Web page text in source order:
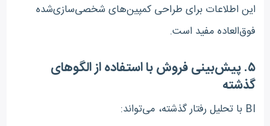
این اطلاعات برای طراحی کمپین‌های شخصی‌سازی‌شده
فوق‌العاده مفید است.
۵. پیش‌بینی فروش با استفاده از الگوهای
گذشته
BI با تحلیل رفتار گذشته، می‌تواند: